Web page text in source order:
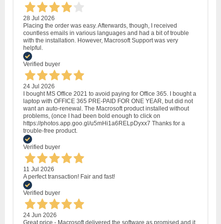
28 Jul 2026
Placing the order was easy. Afterwards, though, I received
countless emails in various languages and had a bit of trouble
with the installation. However, Macrosoft Support was very
helpful.
Verified buyer
24 Jul 2026
I bought MS Office 2021 to avoid paying for Office 365. I bought a
laptop with OFFICE 365 PRE-PAID FOR ONE YEAR, but did not
want an auto-renewal. The Macrosoft product installed without
problems, (once I had been bold enough to click on
https://photos.app.goo.gl/u5mHi1a6RELpDyxx7 Thanks for a
trouble-free product.
Verified buyer
11 Jul 2026
A perfect transaction! Fair and fast!
Verified buyer
24 Jun 2026
Great price - Macrosoft delivered the software as promised and it